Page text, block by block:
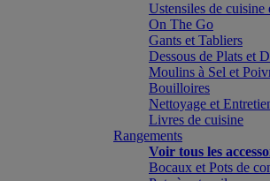
Ustensiles de cuisine
On The Go
Gants et Tabliers
Dessous de Plats et
Moulins à Sel et
Bouilloires
Nettoyage et
Livres de cuisine
Rangements
Voir tous les
Bocaux et Pots de